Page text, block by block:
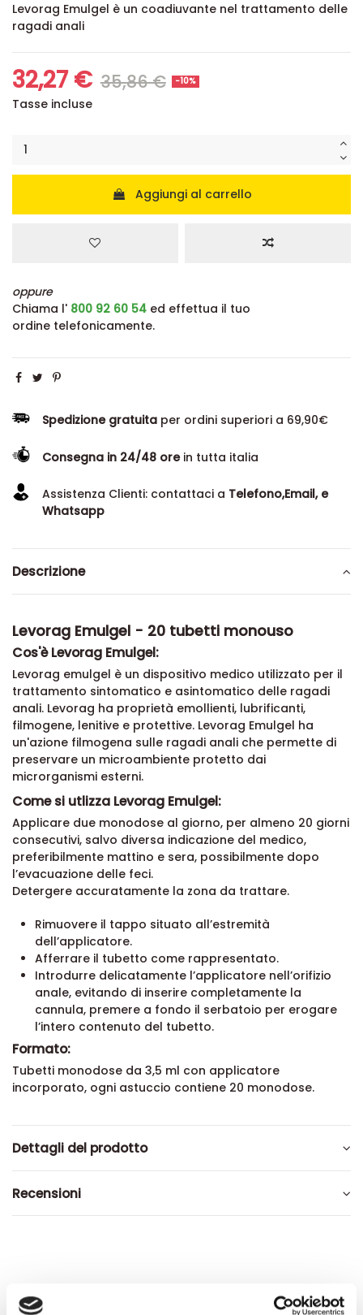
Levorag Emulgel è un coadiuvante nel trattamento delle
ragadi anali
32,27 € 35,86 € -10%
Tasse incluse
Aggiungi al carrello
oppure
Chiama l' 800 92 60 54 ed effettua il tuo
ordine telefonicamente.
Spedizione gratuita per ordini superiori a 69,90€
Consegna in 24/48 orein tutta italia
Assistenza Clienti: contattaci a Telefono,Email, e
Whatsapp
Descrizione
Levorag Emulgel - 20 tubetti monouso
Cos'è Levorag Emulgel:
Levorag emulgel è un dispositivo medico utilizzato per il
trattamento sintomatico e asintomatico delle ragadi
anali. Levorag ha proprietà emollienti, lubrificanti,
filmogene, lenitive e protettive. Levorag Emulgel ha
un'azione filmogena sulle ragadi anali che permette di
preservare un microambiente protetto dai
microrganismi esterni.
Come si utlizza Levorag Emulgel:
Applicare due monodose al giorno, per almeno 20 giorni
consecutivi, salvo diversa indicazione del medico,
preferibilmente mattino e sera, possibilmente dopo
l’evacuazione delle feci.
Detergere accuratamente la zona da trattare.
Rimuovere il tappo situato all’estremità
dell’applicatore.
Afferrare il tubetto come rappresentato.
Introdurre delicatamente l’applicatore nell’orifizio
anale, evitando di inserire completamente la
cannula, premere a fondo il serbatoio per erogare
l’intero contenuto del tubetto.
Formato:
Tubetti monodose da 3,5 ml con applicatore
incorporato, ogni astuccio contiene 20 monodose.
Dettagli del prodotto
Recensioni
Altri prodotti che potrebbero